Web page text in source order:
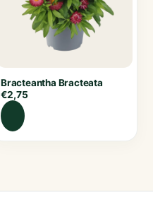
Bracteantha Bracteata
€2,75